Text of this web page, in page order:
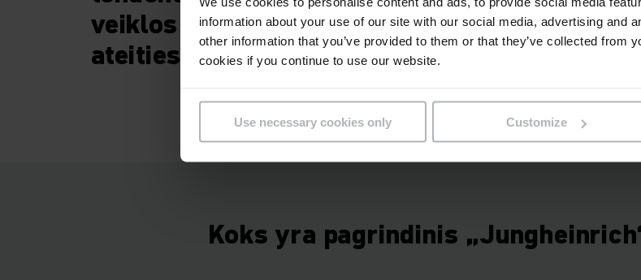
information about your use of our site with our social media, advertising and
other information that you’ve provided to them or that they’ve collected from
cookies if you continue to use our website.
Use necessary cookies only Customize
veiklos dalis. Taigi esame pionieriai,
ateities kursą.“
Koks yra pagrindinis